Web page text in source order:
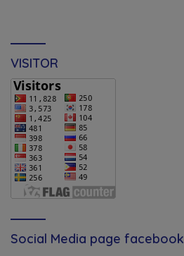
VISITOR
Social Media page facebook